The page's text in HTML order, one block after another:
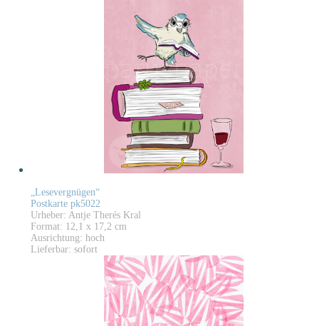
„Lesevergnügen“
Postkarte pk5022
Urheber: Antje Therés Kral
Format: 12,1 x 17,2 cm
Ausrichtung: hoch
Lieferbar: sofort